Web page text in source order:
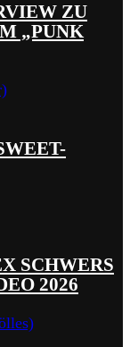
ZU
„PUNK
SCHWERS
2026